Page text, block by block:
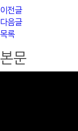
이전글
다음글
목록
본문